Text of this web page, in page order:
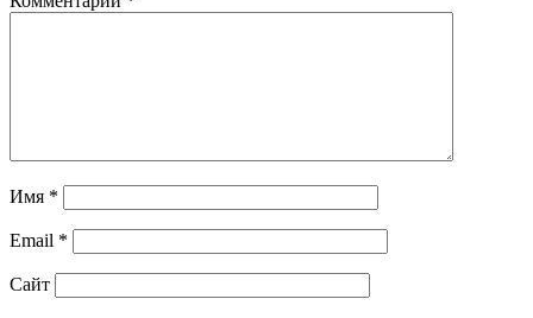
Имя *
Email *
Сайт